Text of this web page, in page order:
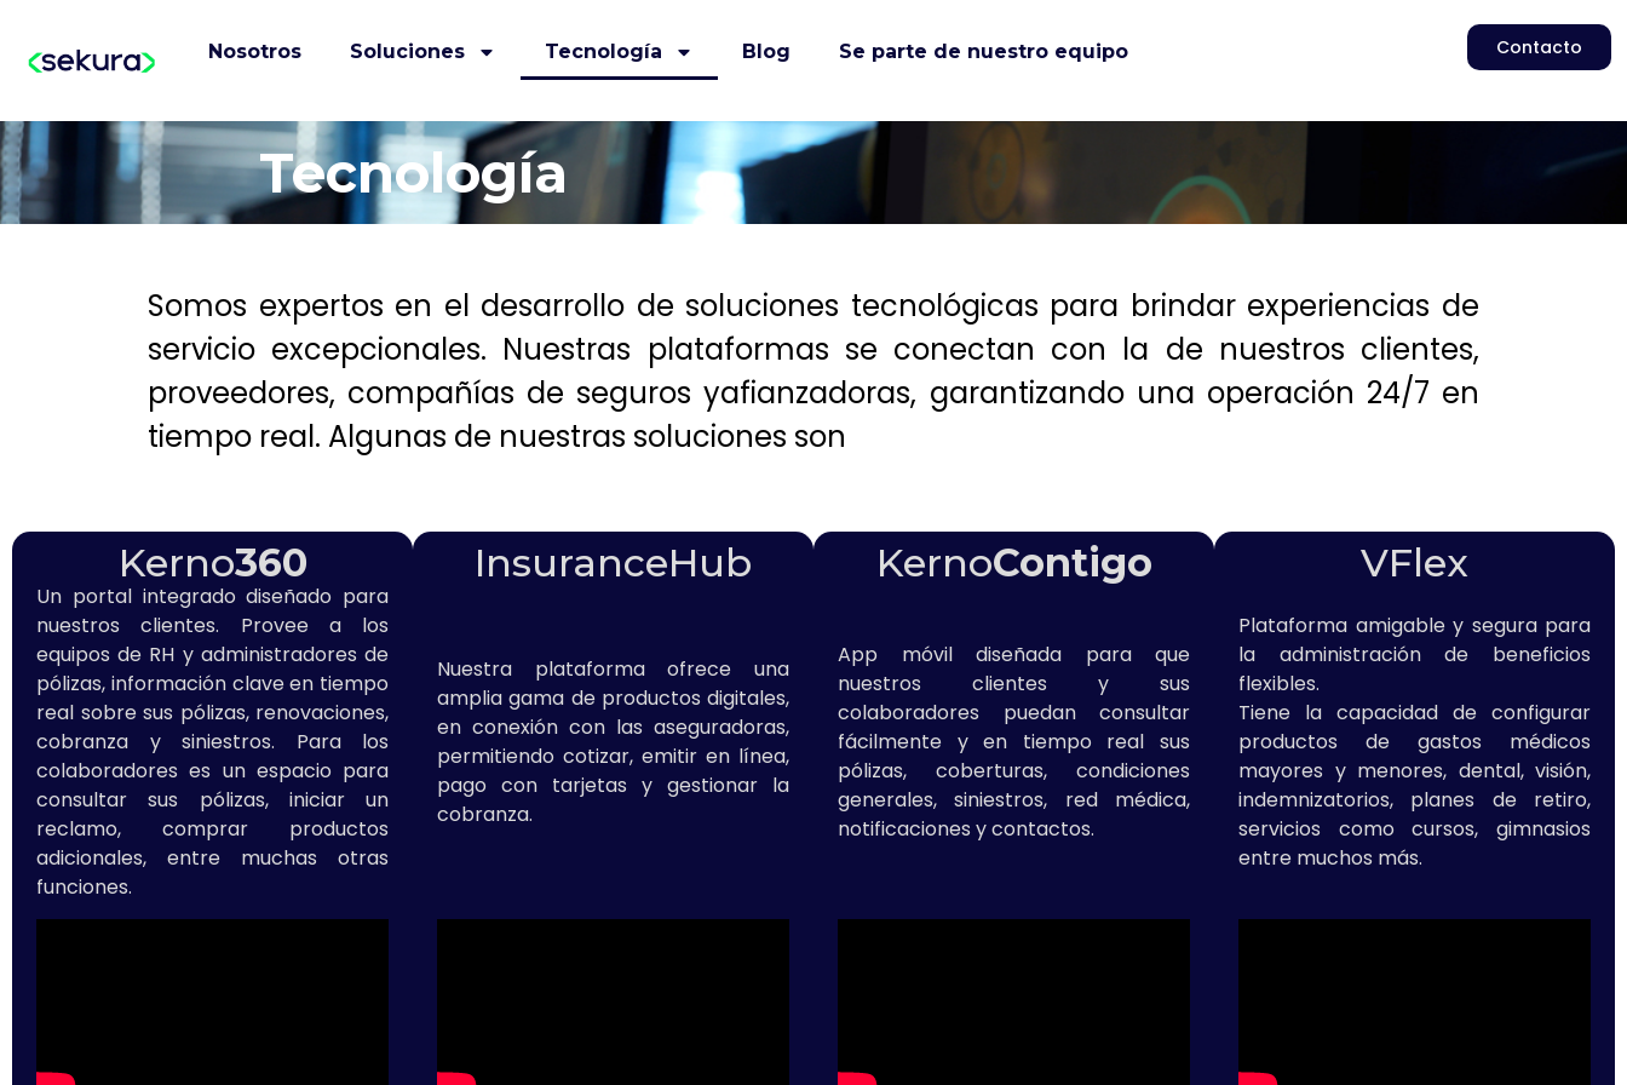
Nosotros Soluciones Tecnología Blog Se parte de nuestro equipo Contacto
Tecnología
Somos expertos en el desarrollo de soluciones tecnológicas para brindar experiencias de
servicio excepcionales. Nuestras plataformas se conectan con la de nuestros clientes,
proveedores, compañías de seguros yafianzadoras, garantizando una operación 24/7 en
tiempo real. Algunas de nuestras soluciones son
Kerno360
Un portal integrado diseñado para
nuestros clientes. Provee a los
equipos de RH y administradores de
pólizas, información clave en tiempo
real sobre sus pólizas, renovaciones,
cobranza y siniestros. Para los
colaboradores es un espacio para
consultar sus pólizas, iniciar un
reclamo, comprar productos
adicionales, entre muchas otras
funciones.
InsuranceHub
Nuestra plataforma ofrece una
amplia gama de productos digitales,
en conexión con las aseguradoras,
permitiendo cotizar, emitir en línea,
pago con tarjetas y gestionar la
cobranza.
KernoContigo
App móvil diseñada para que
nuestros clientes y sus
colaboradores puedan consultar
fácilmente y en tiempo real sus
pólizas, coberturas, condiciones
generales, siniestros, red médica,
notificaciones y contactos.
VFlex
Plataforma amigable y segura para
la administración de beneficios
flexibles.
Tiene la capacidad de configurar
productos de gastos médicos
mayores y menores, dental, visión,
indemnizatorios, planes de retiro,
servicios como cursos, gimnasios
entre muchos más.